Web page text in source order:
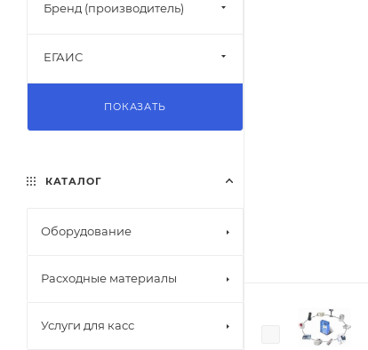
Бренд (производитель)
ЕГАИС
ПОКАЗАТЬ
КАТАЛОГ
Оборудование
Расходные материалы
Услуги для касс